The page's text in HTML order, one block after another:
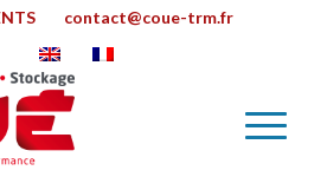
contact@coue-trm.fr